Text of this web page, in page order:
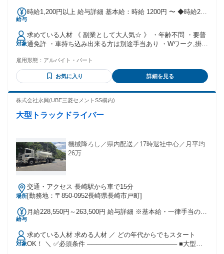
給与
時給1,200円以上 給与詳細 基本給：時給 1200円 〜 ◆時給2時
（車内の清潔感等の審査あり） ◆ガソリン代実支給あり
対象
求めている人材 《 副業として大人気☆ 》 ・年齢不問 ・要普
通免許 ・車持ち込み出来る方は別途手当あり ・Wワーク,掛け
しくない方も大丈夫です
雇用形態： アルバイト・パート
お気に入り 詳細を見る
株式会社永興(UBE三菱セメントSS構内)
大型トラックドライバー
機械降ろし／県内配送／17時退社中心／月平均
26万
場所
交通・アクセス 長崎駅から車で15分
[勤務地：〒850-0952長崎県長崎市戸町]
給与
月給228,550円～263,500円 給与詳細 ※基本給・一律手当の総
【一律手当】 全員に一律で支払われる通勤・皆勤・家族手当
金額：あり 全員に一律で支払われるその他手当金額：あり 1
ヶ月あたり6万650円 〜 8万3000円 定年再雇用後も昇給あり。
対象
求めている人材 求める人材 ／ どの年代からでもスタート
OK！ ＼ ✅必須条件 ──────────────────── ■大型自